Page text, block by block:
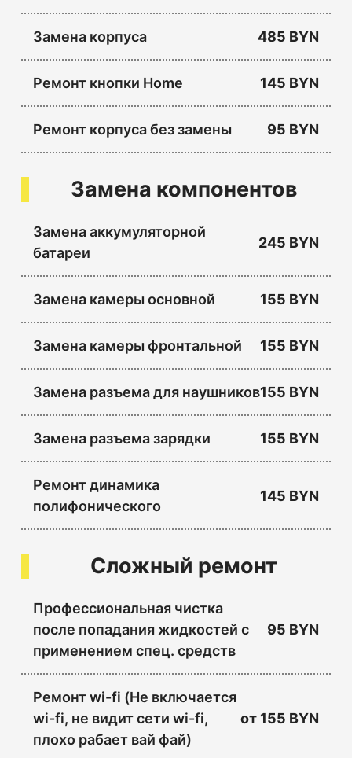
Замена корпуса 485 BYN
Ремонт кнопки Home 145 BYN
Ремонт корпуса без замены 95 BYN
Замена компонентов
Замена аккумуляторной
батареи
245 BYN
Замена камеры основной 155 BYN
Замена камеры фронтальной 155 BYN
Замена разъема для наушников155 BYN
Замена разъема зарядки 155 BYN
Ремонт динамика
полифонического
145 BYN
Сложный ремонт
Профессиональная чистка
после попадания жидкостей с
применением спец. средств
95 BYN
Ремонт wi-fi (Не включается
wi-fi, не видит сети wi-fi,
плохо рабает вай фай)
от 155 BYN